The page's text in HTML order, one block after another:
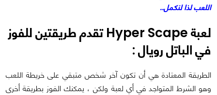
اللعب لذا لنكمل..
لعبة Hyper Scape تقدم طريقتين للفوز
في الباتل رويال :
الطريقة المعتادة هي أن تكون آخر شخص متبقي على خريطة اللعب
وهو الشرط المتواجد في أي لعبة ولكن ، يمكنك الفوز بطريقة أخرى